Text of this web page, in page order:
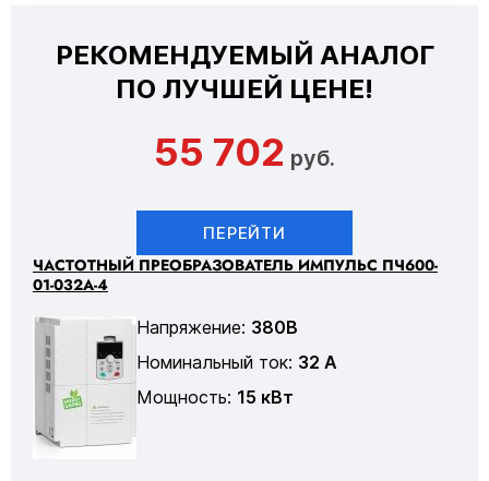
РЕКОМЕНДУЕМЫЙ АНАЛОГ
ПО ЛУЧШЕЙ ЦЕНЕ!
55 702 руб.
ПЕРЕЙТИ
ЧАСТОТНЫЙ ПРЕОБРАЗОВАТЕЛЬ ИМПУЛЬС ПЧ600-
01-032А-4
Напряжение: 380В
Номинальный ток: 32 А
Мощность: 15 кВт